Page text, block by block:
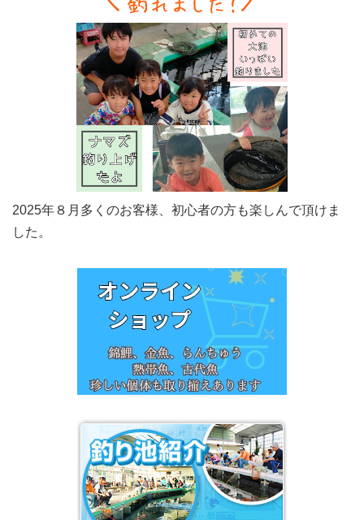
2025年８月多くのお客様、初心者の方も楽しんで頂けま
した。